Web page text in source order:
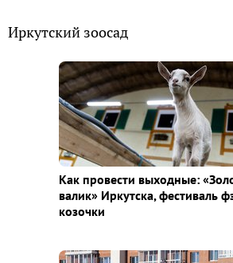
Иркутский зоосад
Как провести выходные:
валик» Иркутска, фестиваль
козочки